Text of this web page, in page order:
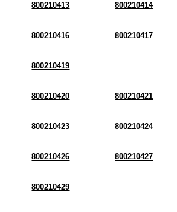
800210413 800210414
800210416 800210417
800210419
800210420 800210421
800210423 800210424
800210426 800210427
800210429